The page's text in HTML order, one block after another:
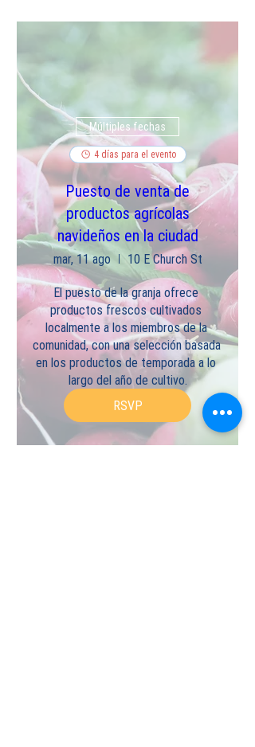
Múltiples fechas
4 días para el evento
Puesto de venta de
productos agrícolas
navideños en la ciudad
mar, 11 ago 10 E Church St
El puesto de la granja ofrece
productos frescos cultivados
localmente a los miembros de la
comunidad, con una selección basada
en los productos de temporada a lo
largo del año de cultivo.
RSVP